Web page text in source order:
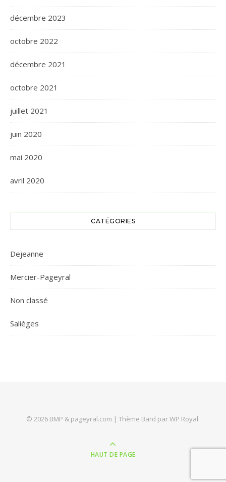
décembre 2023
octobre 2022
décembre 2021
octobre 2021
juillet 2021
juin 2020
mai 2020
avril 2020
CATÉGORIES
Dejeanne
Mercier-Pageyral
Non classé
Salièges
© 2026 BMP & pageyral.com | Thème Bard parWP Royal.
HAUT DE PAGE